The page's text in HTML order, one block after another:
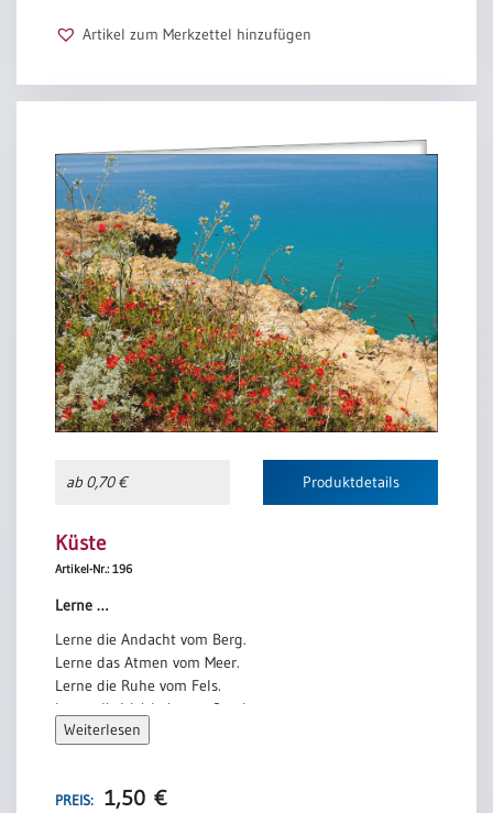
Artikel zum Merkzettel hinzufügen
ab 0,70 € Produktdetails
Küste
Artikel-Nr.: 196
Lerne …
Lerne die Andacht vom Berg.
Lerne das Atmen vom Meer.
Lerne die Ruhe vom Fels.
Lerne die Weisheit vom Sand.
Lerne die Weisheit.
Weiterlesen
PREIS: 1,50 €